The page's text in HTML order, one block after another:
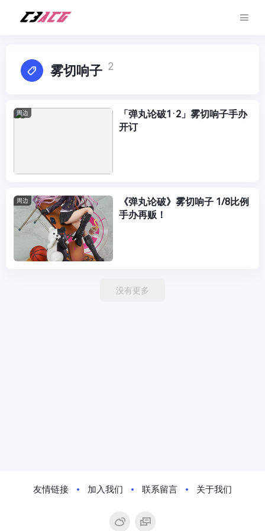
雾切响子 2
周边
「弹丸论破1·2」雾切响子手办
开订
周边
《弹丸论破》雾切响子 1/8比例
手办再贩！
没有更多
友情链接 加入我们 联系留言 关于我们